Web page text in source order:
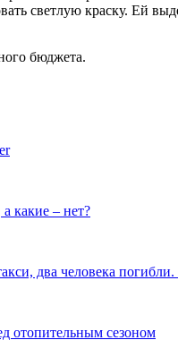
светлую краску. Ей
бюджета.
какие – нет?
два человека
отопительным сезоном